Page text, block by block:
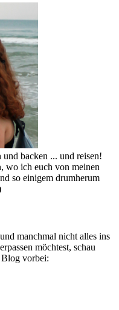
und backen ... und reisen!
wo ich euch von meinen
so einigem drumherum
manchmal nicht alles ins
möchtest, schau
Blog vorbei: